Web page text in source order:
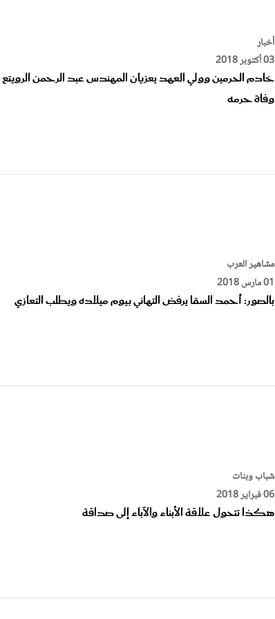
03 أكتوبر 2018
خادم الحرمين وولي العهد يعزيان المهندس عبد الرحمن
وفاة حرمه
01 مارس 2018
بالصور: أحمد السقا يرفض التهاني بيوم ميلاده ويطلب التعازي
06 فبراير 2018
هكذا تتحول علاقة الأبناء والآباء إلى صداقة